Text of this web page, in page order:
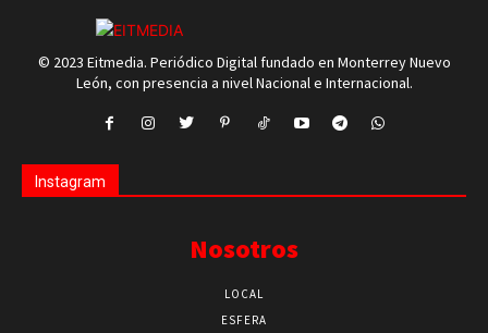
© 2023 Eitmedia. Periódico Digital fundado en Monterrey Nuevo
León, con presencia a nivel Nacional e Internacional.
Instagram
Nosotros
LOCAL
ESFERA